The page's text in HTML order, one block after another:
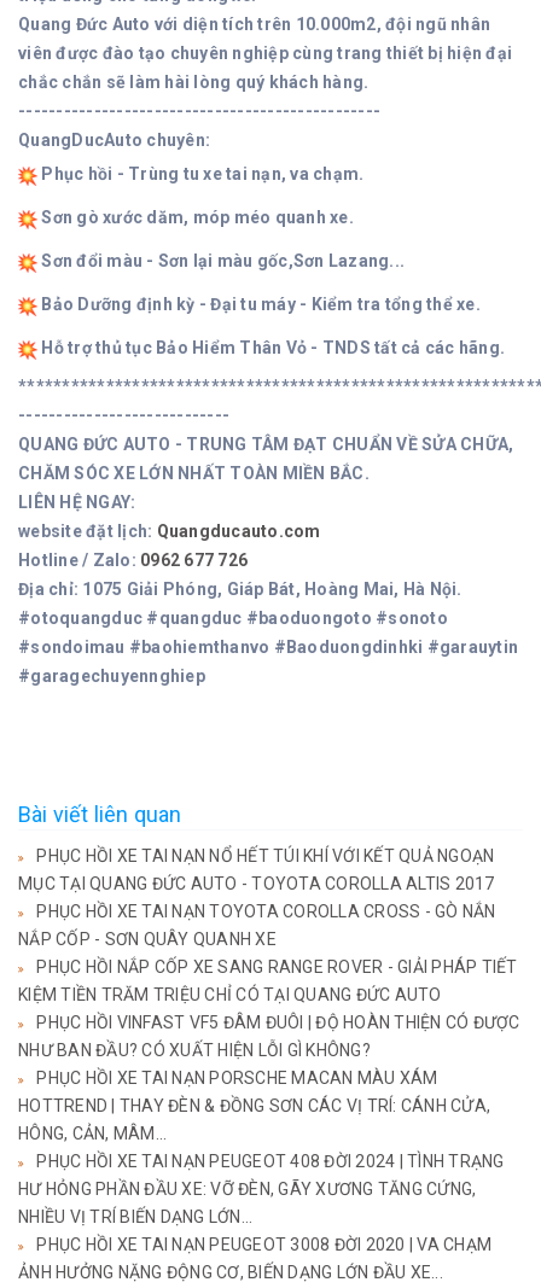
Quang Đức Auto với diện tích trên 10.000m2, đội ngũ nhân
viên được đào tạo chuyên nghiệp cùng trang thiết bị hiện đại
chắc chắn sẽ làm hài lòng quý khách hàng.
------------------------------------------------
QuangDucAuto chuyên:
Phục hồi - Trùng tu xe tai nạn, va chạm.
Sơn gò xước dăm, móp méo quanh xe.
Sơn đổi màu - Sơn lại màu gốc,Sơn Lazang...
Bảo Dưỡng định kỳ - Đại tu máy - Kiểm tra tổng thể xe.
Hỗ trợ thủ tục Bảo Hiểm Thân Vỏ - TNDS tất cả các hãng.
----------------------------
QUANG ĐỨC AUTO - TRUNG TÂM ĐẠT CHUẨN VỀ SỬA CHỮA,
CHĂM SÓC XE LỚN NHẤT TOÀN MIỀN BẮC.
LIÊN HỆ NGAY:
website đặt lịch: Quangducauto.com
Hotline / Zalo: 0962 677 726
Địa chỉ: 1075 Giải Phóng, Giáp Bát, Hoàng Mai, Hà Nội.
#otoquangduc #quangduc #baoduongoto #sonoto
#sondoimau #baohiemthanvo #Baoduongdinhki #garauytin
#garagechuyennghiep
Bài viết liên quan
PHỤC HỒI XE TAI NẠN NỔ HẾT TÚI KHÍ VỚI KẾT QUẢ NGOẠN
MỤC TẠI QUANG ĐỨC AUTO - TOYOTA COROLLA ALTIS 2017
PHỤC HỒI XE TAI NẠN TOYOTA COROLLA CROSS - GÒ NẮN
NẮP CỐP - SƠN QUÂY QUANH XE
PHỤC HỒI NẮP CỐP XE SANG RANGE ROVER - GIẢI PHÁP TIẾT
KIỆM TIỀN TRĂM TRIỆU CHỈ CÓ TẠI QUANG ĐỨC AUTO
PHỤC HỒI VINFAST VF5 ĐÂM ĐUÔI | ĐỘ HOÀN THIỆN CÓ ĐƯỢC
NHƯ BAN ĐẦU? CÓ XUẤT HIỆN LỖI GÌ KHÔNG?
PHỤC HỒI XE TAI NẠN PORSCHE MACAN MÀU XÁM
HOTTREND | THAY ĐÈN & ĐỒNG SƠN CÁC VỊ TRÍ: CÁNH CỬA,
HÔNG, CẢN, MÂM...
PHỤC HỒI XE TAI NẠN PEUGEOT 408 ĐỜI 2024 | TÌNH TRẠNG
HƯ HỎNG PHẦN ĐẦU XE: VỠ ĐÈN, GÃY XƯƠNG TĂNG CỨNG,
NHIỀU VỊ TRÍ BIẾN DẠNG LỚN...
PHỤC HỒI XE TAI NẠN PEUGEOT 3008 ĐỜI 2020 | VA CHẠM
ẢNH HƯỞNG NẶNG ĐỘNG CƠ, BIẾN DẠNG LỚN ĐẦU XE...